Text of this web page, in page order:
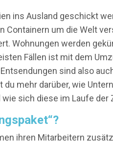
ins Ausland geschickt
Containern um die Welt
Wohnungen werden
Fällen ist mit dem
sind also
mehr darüber, wie
sich diese im Laufe der
ihren Mitarbeitern